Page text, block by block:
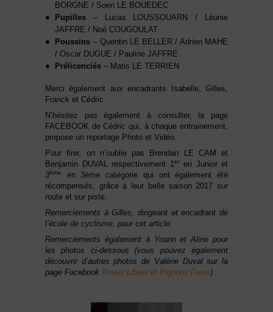
BORGNE / Soen LE BOUEDEC
Pupilles – Lucas LOUSSOUARN / Léonie
JAFFRE / Noé COUGOULAT
Poussins – Quentin LE BELLER / Adrien MAHE
/ Oscar DUGUE / Pauline JAFFRE
Prélicenciés – Matis LE TERRIEN
Merci également aux encadrants Isabelle, Gilles,
Franck et Cédric.
N’hésitez pas également à consulter, la page
FACEBOOK de Cédric qui, à chaque entrainement,
propose un reportage Photo et Vidéo.
Pour finir, on n’oublie pas Brendan LE CAM et
Benjamin DUVAL respectivement 1eren Junior et
3ème
en 3ème catégorie qui ont également été
récompensés, grâce à leur belle saison 2017 sur
route et sur piste.
Remerciements à Gilles, dirigeant et encadrant de
l’école de cyclisme, pour cet article.
Remerciements également à Yoann et Aline pour
les photos ci-dessous (vous pouvez également
découvrir d’autres photos de Valérie Duval sur la
page Facebook Roues Libres et Pignons Fixes) :